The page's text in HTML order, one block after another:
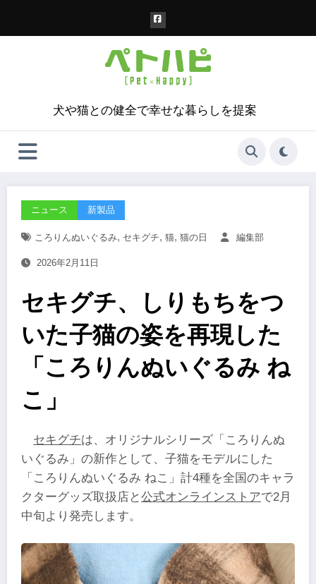
犬や猫との健全で幸せな暮らしを提案
ニュース 新製品
ころりんぬいぐるみ, セキグチ, 猫, 猫の日 編集部
2026年2月11日
セキグチ、しりもちをつ
いた子猫の姿を再現した
「ころりんぬいぐるみ ね
こ」
セキグチは、オリジナルシリーズ「ころりんぬ
いぐるみ」の新作として、子猫をモデルにした
「ころりんぬいぐるみ ねこ」計4種を全国のキャラ
クターグッズ取扱店と公式オンラインストアで2月
中旬より発売します。